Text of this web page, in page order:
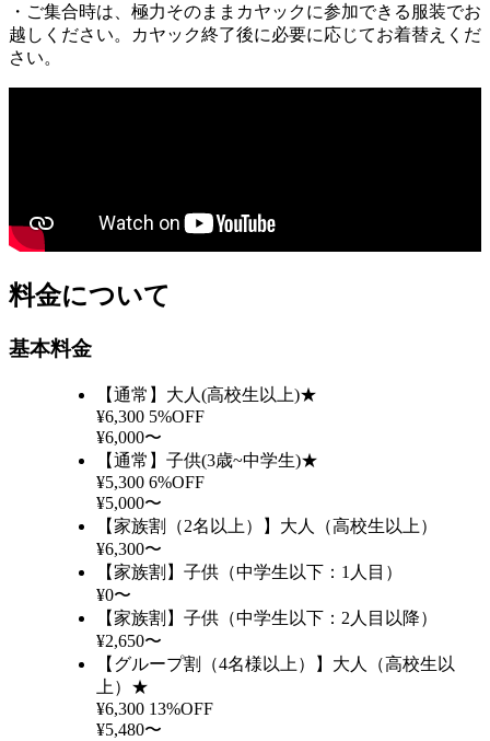
・ご集合時は、極力そのままカヤックに参加できる服装でお
越しください。カヤック終了後に必要に応じてお着替えくだ
さい。
料金について
基本料金
【通常】大人(高校生以上)★
¥6,300 5%OFF
¥6,000〜
【通常】子供(3歳~中学生)★
¥5,300 6%OFF
¥5,000〜
【家族割（2名以上）】大人（高校生以上）
¥6,300〜
【家族割】子供（中学生以下：1人目）
¥0〜
【家族割】子供（中学生以下：2人目以降）
¥2,650〜
【グループ割（4名様以上）】大人（高校生以
上）★
¥6,300 13%OFF
¥5,480〜